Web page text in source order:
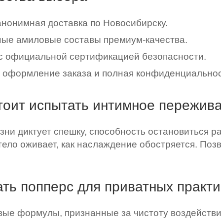
доставка по Новосибирску.
амиловые составы премиум-качества.
официальной сертификацией безопасности.
оформление заказа и полная
испытать интимное
диктует спешку, способность остановиться
оживает, как наслаждение обостряется.
попперс для приватных
формулы, признанные за чистоту